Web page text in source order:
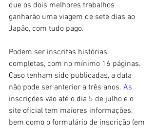
que os dois melhores trabalhos
ganharão uma viagem de sete dias ao
Japão, com tudo pago.
Podem ser inscritas histórias
completas, com no mínimo 16 páginas.
Caso tenham sido publicadas, a data
não pode ser anterior a três anos. As
inscrições vão até o dia 5 de julho e o
site oficial tem maiores informações,
bem como o formulário de inscrição (em